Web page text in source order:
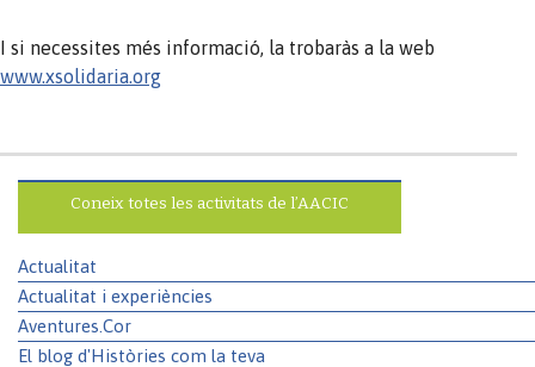
I si necessites més informació, la trobaràs a la web
www.xsolidaria.org
Coneix totes les activitats de l’AACIC
Actualitat
Actualitat i experiències
Aventures.Cor
El blog d'Històries com la teva